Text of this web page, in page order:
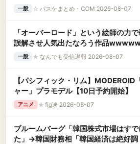
一般 ☆ バスケまとめ・COM 2026-08-07
「オーバーロード」という絵師の力
誤解させ人気出たなろう作品
一般 ★ なんでも受信遅報 2026-08-07
【パシフィック・リム】MODEROID
ャー」プラモデル【10日予約開始】
アニメ ★ fig速 2026-08-07
ブルームバーグ「韓国株式市場はす
た」→韓国財務相「韓国経済は絶好調